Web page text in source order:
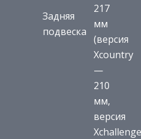
Задняя
подвеска
217
мм
(версия
Xcountry
—
210
мм,
версия
Xchallenge